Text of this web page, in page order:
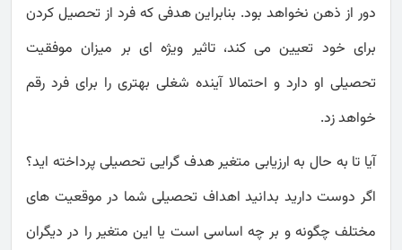
دور از ذهن نخواهد بود. بنابراین هدفی که فرد از تحصیل کردن
برای خود تعیین می کند، تاثیر ویژه ای بر میزان موفقیت
تحصیلی او دارد و احتمالا آینده شغلی بهتری را برای فرد رقم
خواهد زد.
آیا تا به حال به ارزیابی متغیر هدف گرایی تحصیلی پرداخته اید؟
اگر دوست دارید بدانید اهداف تحصیلی شما در موقعیت های
مختلف چگونه و بر چه اساسی است یا این متغیر را در دیگران